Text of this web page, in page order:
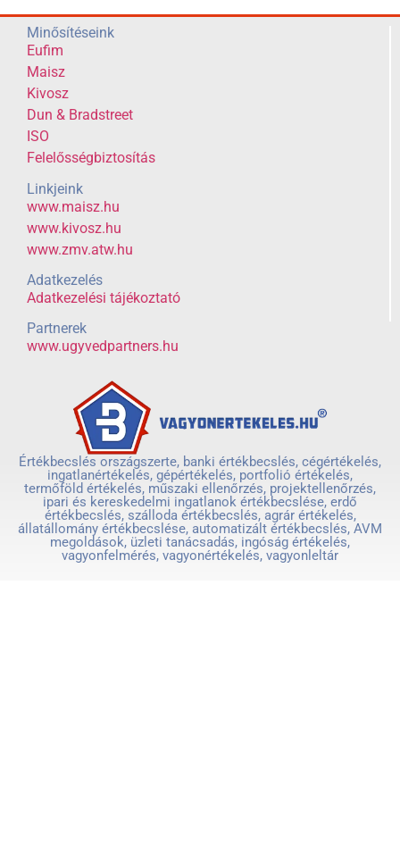
Minősítéseink
Eufim
Maisz
Kivosz
Dun & Bradstreet
ISO
Felelősségbiztosítás
Linkjeink
www.maisz.hu
www.kivosz.hu
www.zmv.atw.hu
Adatkezelés
Adatkezelési tájékoztató
Partnerek
www.ugyvedpartners.hu
Értékbecslés országszerte, banki értékbecslés, cégértékelés,
ingatlanértékelés, gépértékelés, portfolió értékelés,
termőföld értékelés, műszaki ellenőrzés, projektellenőrzés,
ipari és kereskedelmi ingatlanok értékbecslése, erdő
értékbecslés, szálloda értékbecslés, agrár értékelés,
állatállomány értékbecslése, automatizált értékbecslés, AVM
megoldások, üzleti tanácsadás, ingóság értékelés,
vagyonfelmérés, vagyonértékelés, vagyonleltár